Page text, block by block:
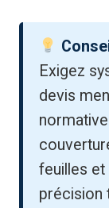
Exigez
devis
feuilles et
précision